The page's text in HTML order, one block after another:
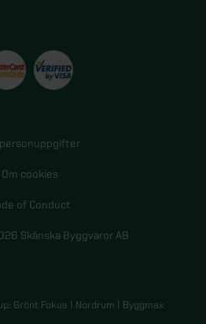
Om cookies
of Conduct
Skånska Byggvaror AB
Grönt Fokus | Nordrum | Byggmax